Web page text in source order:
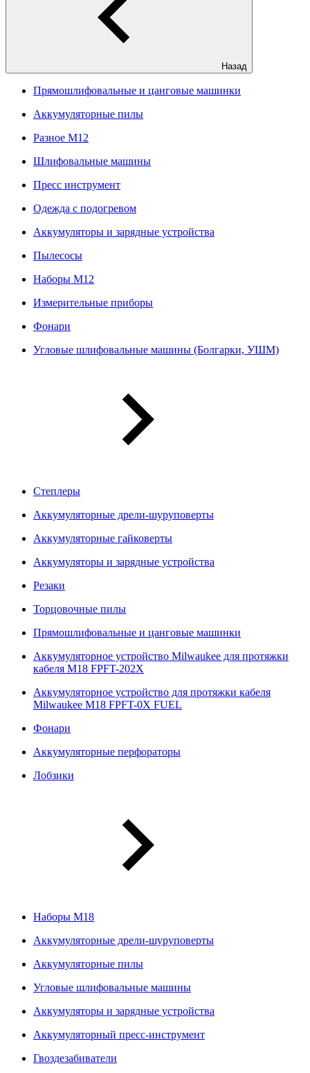
Назад
Прямошлифовальные и цанговые машинки
Аккумуляторные пилы
Разное M12
Шлифовальные машины
Пресс инструмент
Одежда с подогревом
Аккумуляторы и зарядные устройства
Пылесосы
Наборы М12
Измерительные приборы
Фонари
Угловые шлифовальные машины (Болгарки, УШМ)
Степлеры
Аккумуляторные дрели-шуруповерты
Аккумуляторные гайковерты
Аккумуляторы и зарядные устройства
Резаки
Торцовочные пилы
Прямошлифовальные и цанговые машинки
Аккумуляторное устройство Milwaukee для протяжки
кабеля M18 FPFT-202X
Аккумуляторное устройство для протяжки кабеля
Milwaukee M18 FPFT-0X FUEL
Фонари
Аккумуляторные перфораторы
Лобзики
Наборы М18
Аккумуляторные дрели-шуруповерты
Аккумуляторные пилы
Угловые шлифовальные машины
Аккумуляторы и зарядные устройства
Аккумуляторный пресс-инструмент
Гвоздезабиватели